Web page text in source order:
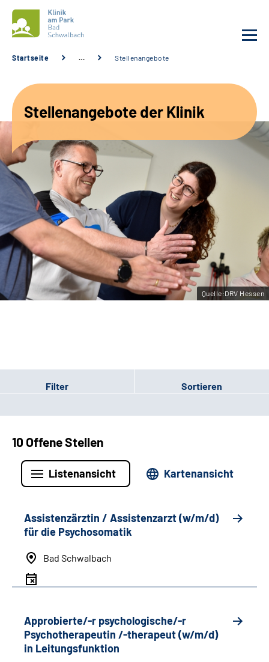
Unsere Angebote
Service
Karriere
Sozialdienste & Zuweisende
Suche
Leichte Sprache
Startseite … Stellenangebote
Stellenangebote der Klinik
Quelle:DRV Hessen
Filter Sortieren
10 Offene Stellen
Listenansicht Kartenansicht
Assistenzärztin / Assistenzarzt (w/m/d)
für die Psychosomatik
Bad Schwalbach
Approbierte/-r psychologische/-r
Psychotherapeutin /-therapeut (w/m/d)
in Leitungsfunktion